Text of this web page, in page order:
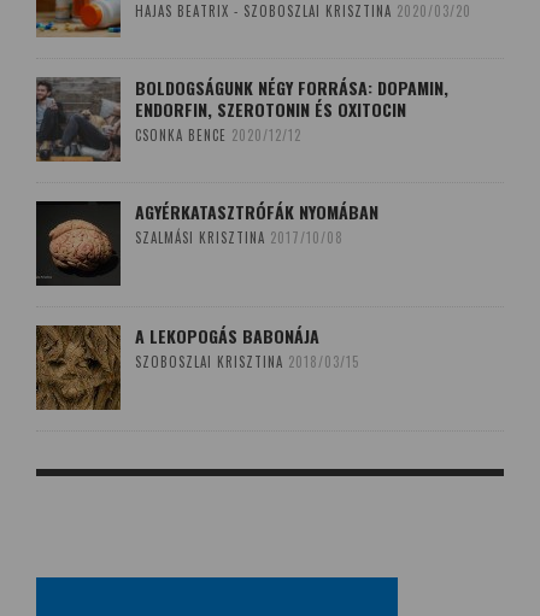
HAJAS BEATRIX - SZOBOSZLAI KRISZTINA 2020/03/20
BOLDOGSÁGUNK NÉGY FORRÁSA: DOPAMIN,
ENDORFIN, SZEROTONIN ÉS OXITOCIN
CSONKA BENCE 2020/12/12
AGYÉRKATASZTRÓFÁK NYOMÁBAN
SZALMÁSI KRISZTINA 2017/10/08
A LEKOPOGÁS BABONÁJA
SZOBOSZLAI KRISZTINA 2018/03/15